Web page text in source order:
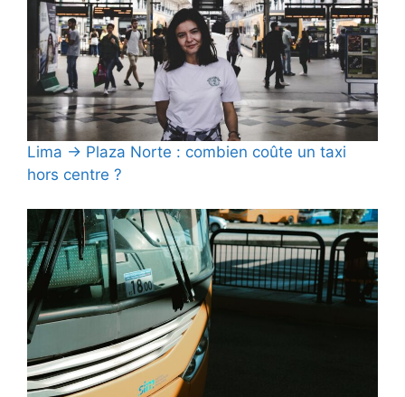
Lima → Plaza Norte : combien coûte un taxi
hors centre ?